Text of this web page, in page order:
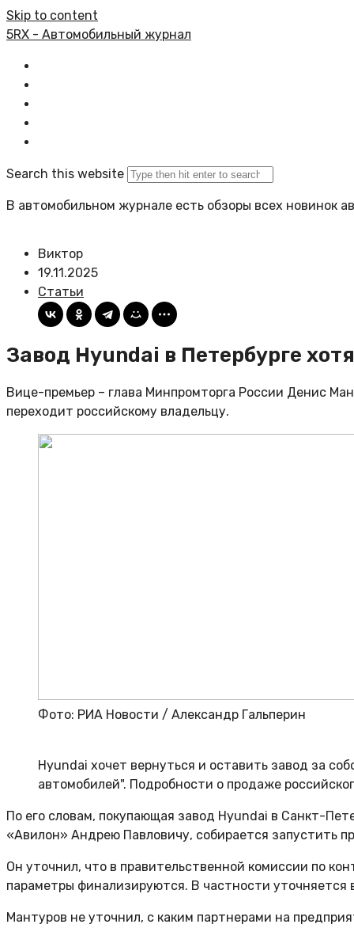
Skip to content
5RX - Автомобильный журнал
Search this website
В автомобильном журнале есть обзоры всех новинок
Виктор
19.11.2025
Статьи
Завод Hyundai в Петербурге
Вице-премьер – глава Минпромторга России Денис
переходит российскому владельцу.
Фото: РИА Новости / Александр Гальперин
Hyundai хочет вернуться и оставить завод за
автомобилей". Подробности о продаже
По его словам, покупающая завод Hyundai в Санкт-
«Авилон» Андрею Павловичу, собирается запустить
Он уточнил, что в правительственной комиссии по
параметры финализируются. В частности уточняется
Мантуров не уточнил, с каким партнерами на